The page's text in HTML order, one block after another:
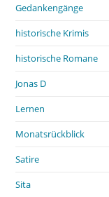
Gedankengänge
historische Krimis
historische Romane
Jonas D
Lernen
Monatsrückblick
Satire
Sita